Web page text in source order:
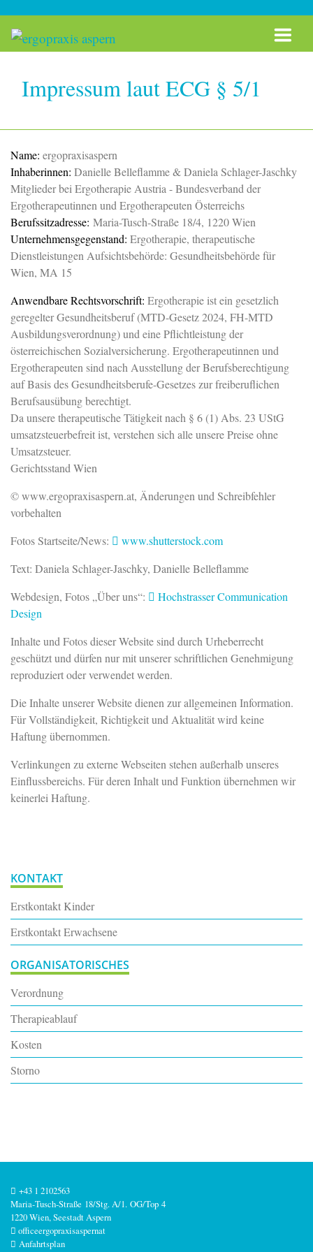
Zum Inhalt springen
Impressum laut ECG § 5/1
Name: ergopraxisaspern
Inhaberinnen: Danielle Belleflamme & Daniela Schlager-Jaschky
Mitglieder bei Ergotherapie Austria - Bundesverband der
Ergotherapeutinnen und Ergotherapeuten Österreichs
Berufssitzadresse: Maria-Tusch-Straße 18/4, 1220 Wien
Unternehmensgegenstand: Ergotherapie, therapeutische
Dienstleistungen Aufsichtsbehörde: Gesundheitsbehörde für
Wien, MA 15
Anwendbare Rechtsvorschrift: Ergotherapie ist ein gesetzlich
geregelter Gesundheitsberuf (MTD-Gesetz 2024, FH-MTD
Ausbildungsverordnung) und eine Pflichtleistung der
österreichischen Sozialversicherung. Ergotherapeutinnen und
Ergotherapeuten sind nach Ausstellung der Berufsberechtigung
auf Basis des Gesundheitsberufe-Gesetzes zur freiberuflichen
Berufsausübung berechtigt.
Da unsere therapeutische Tätigkeit nach § 6 (1) Abs. 23 UStG
umsatzsteuerbefreit ist, verstehen sich alle unsere Preise ohne
Umsatzsteuer.
Gerichtsstand Wien
© www.ergopraxisaspern.at, Änderungen und Schreibfehler
vorbehalten
Fotos Startseite/News:
www.shutterstock.com
Text: Daniela Schlager-Jaschky, Danielle Belleflamme
Webdesign, Fotos „Über uns“:
Hochstrasser Communication
Design
Inhalte und Fotos dieser Website sind durch Urheberrecht
geschützt und dürfen nur mit unserer schriftlichen Genehmigung
reproduziert oder verwendet werden.
Die Inhalte unserer Website dienen zur allgemeinen Information.
Für Vollständigkeit, Richtigkeit und Aktualität wird keine
Haftung übernommen.
Verlinkungen zu externe Webseiten stehen außerhalb unseres
Einflussbereichs. Für deren Inhalt und Funktion übernehmen wir
keinerlei Haftung.
KONTAKT
Erstkontakt Kinder
Erstkontakt Erwachsene
ORGANISATORISCHES
Verordnung
Therapieablauf
Kosten
Storno
+43 1 2102563
Maria‑Tusch‑Straße 18/Stg. A/1. OG/Top 4
1220 Wien, Seestadt Aspern
officeergopraxisaspernat
Anfahrtsplan